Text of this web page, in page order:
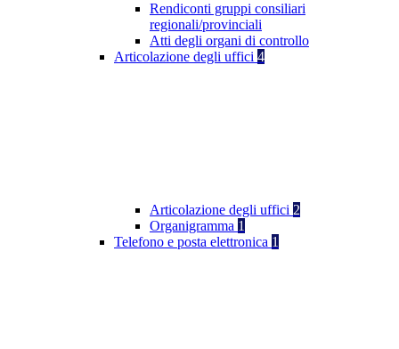
Rendiconti gruppi consiliari
regionali/provinciali
Atti degli organi di controllo
Articolazione degli uffici 4
Articolazione degli uffici 2
Organigramma 1
Telefono e posta elettronica 1